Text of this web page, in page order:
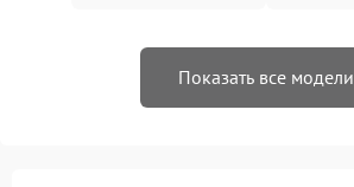
Показать все модели